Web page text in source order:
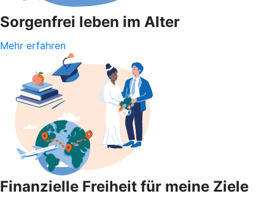
Sorgenfrei leben im Alter
Mehr erfahren
Finanzielle Freiheit für meine Ziele